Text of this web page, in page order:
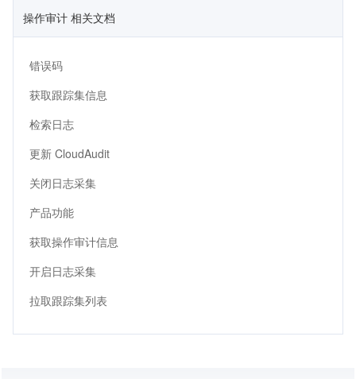
操作审计 相关文档
错误码
获取跟踪集信息
检索日志
更新 CloudAudit
关闭日志采集
产品功能
获取操作审计信息
开启日志采集
拉取跟踪集列表